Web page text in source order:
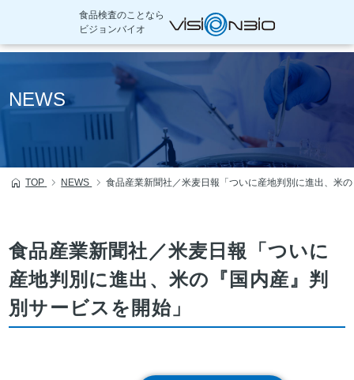
へ
食品検査のことなら
ビジョンバイオ
NEWS
TOP NEWS 食品産業新聞社／米麦日報「ついに産地判別に進出、米
食品産業新聞社／米麦日報「ついに
産地判別に進出、米の『国内産』判
別サービスを開始」